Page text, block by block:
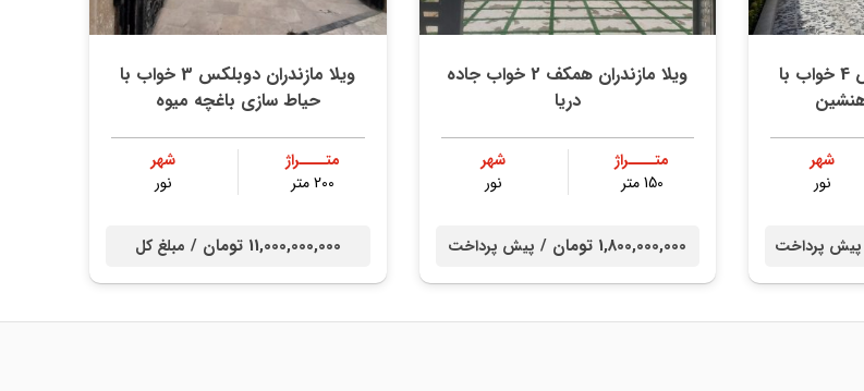
ویلا مازندران تریبلکس 4 خواب با
شهر
نور
پیش پرداخت
ویلا مازندران همکف 2 خواب جاده
دریا
متــــراژ
150 متر
شهر
نور
1,800,000,000 تومان / پیش پرداخت
ویلا مازندران دوبلکس 3 خواب با
حیاط سازی باغچه میوه
متــــراژ
200 متر
شهر
نور
11,000,000,000 تومان / مبلغ کل